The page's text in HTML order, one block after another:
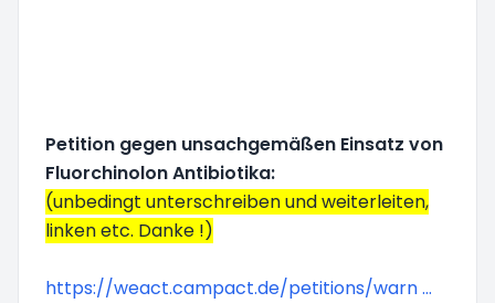
Petition gegen unsachgemäßen Einsatz von
Fluorchinolon Antibiotika:
(unbedingt unterschreiben und weiterleiten,
linken etc. Danke !)
https://weact.campact.de/petitions/warn ...